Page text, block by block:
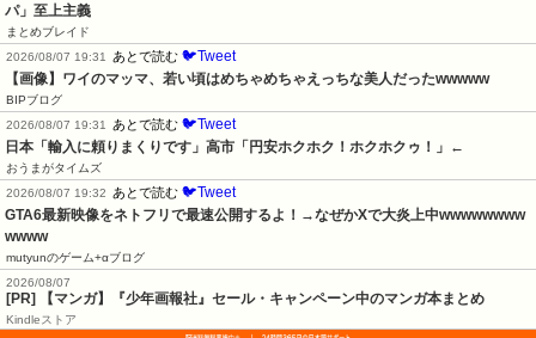
パ」至上主義
まとめブレイド
2026/08/07 19:31
あとで読む 🐦Tweet
【画像】ワイのマッマ、若い頃はめちゃめちゃえっちな美人だったwwwww
BIPブログ
2026/08/07 19:31
あとで読む 🐦Tweet
日本「輸入に頼りまくりです」高市「円安ホクホク！ホクホクゥ！」←
おうまがタイムズ
2026/08/07 19:32
あとで読む 🐦Tweet
GTA6最新映像をネトフリで最速公開するよ！→なぜかXで大炎上中wwwwwwww
wwww
mutyunのゲーム+αブログ
2026/08/07
[PR] 【マンガ】『少年画報社』セール・キャンペーン中のマンガ本まとめ
Kindleストア